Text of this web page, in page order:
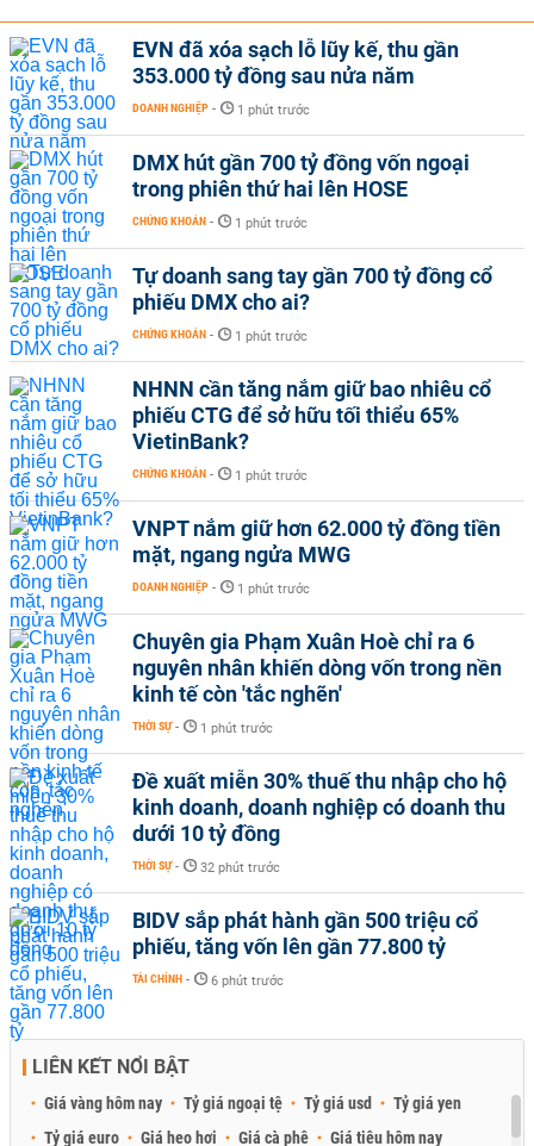
EVN đã xóa sạch lỗ lũy kế, thu gần
353.000 tỷ đồng sau nửa năm
DOANH NGHIỆP - 1 phút trước
DMX hút gần 700 tỷ đồng vốn ngoại
trong phiên thứ hai lên HOSE
CHỨNG KHOÁN - 1 phút trước
Tự doanh sang tay gần 700 tỷ đồng cổ
phiếu DMX cho ai?
CHỨNG KHOÁN - 1 phút trước
NHNN cần tăng nắm giữ bao nhiêu cổ
phiếu CTG để sở hữu tối thiểu 65%
VietinBank?
CHỨNG KHOÁN - 1 phút trước
VNPT nắm giữ hơn 62.000 tỷ đồng tiền
mặt, ngang ngửa MWG
DOANH NGHIỆP - 1 phút trước
Chuyên gia Phạm Xuân Hoè chỉ ra 6
nguyên nhân khiến dòng vốn trong nền
kinh tế còn 'tắc nghẽn'
THỜI SỰ - 1 phút trước
Đề xuất miễn 30% thuế thu nhập cho hộ
kinh doanh, doanh nghiệp có doanh thu
dưới 10 tỷ đồng
THỜI SỰ - 32 phút trước
BIDV sắp phát hành gần 500 triệu cổ
phiếu, tăng vốn lên gần 77.800 tỷ
TÀI CHÍNH - 6 phút trước
LIÊN KẾT NỔI BẬT
Giá vàng hôm nay Tỷ giá ngoại tệ Tỷ giá usd
Tỷ giá yen
Tỷ giá euro
Giá heo hơi Giá cà phê Giá tiêu hôm nay